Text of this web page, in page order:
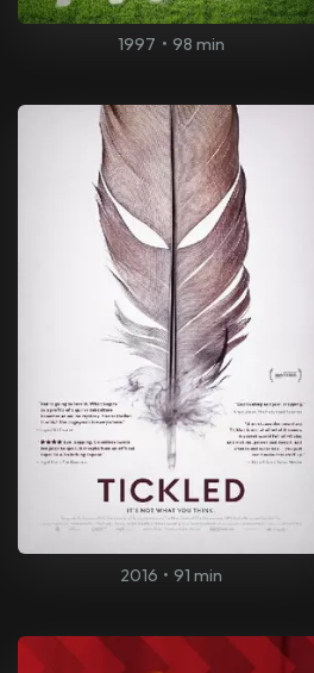
1997 • 98 min
2016 • 91 min